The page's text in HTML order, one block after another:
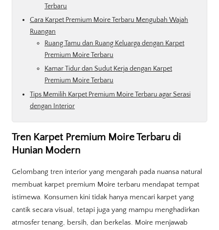
Terbaru
Cara Karpet Premium Moire Terbaru Mengubah Wajah
Ruangan
Ruang Tamu dan Ruang Keluarga dengan Karpet
Premium Moire Terbaru
Kamar Tidur dan Sudut Kerja dengan Karpet
Premium Moire Terbaru
Tips Memilih Karpet Premium Moire Terbaru agar Serasi
dengan Interior
Tren Karpet Premium Moire Terbaru di
Hunian Modern
Gelombang tren interior yang mengarah pada nuansa natural
membuat karpet premium Moire terbaru mendapat tempat
istimewa. Konsumen kini tidak hanya mencari karpet yang
cantik secara visual, tetapi juga yang mampu menghadirkan
atmosfer tenang, bersih, dan berkelas. Moire menjawab